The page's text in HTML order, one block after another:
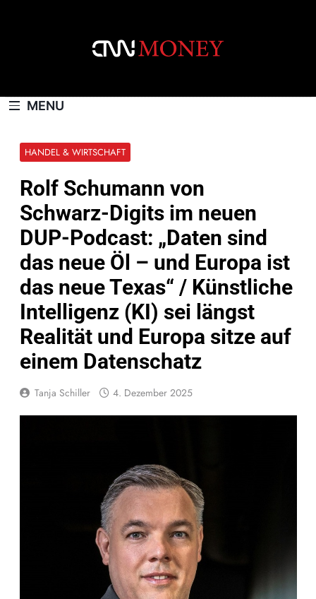
MENU
HANDEL & WIRTSCHAFT
Rolf Schumann von
Schwarz-Digits im neuen
DUP-Podcast: „Daten sind
das neue Öl – und Europa ist
das neue Texas“ / Künstliche
Intelligenz (KI) sei längst
Realität und Europa sitze auf
einem Datenschatz
Tanja Schiller 4. Dezember 2025